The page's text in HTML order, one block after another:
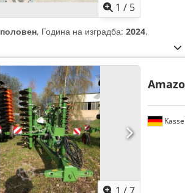
1 / 5
половен, Година на изградба: 2024,
1 /7
Kassel